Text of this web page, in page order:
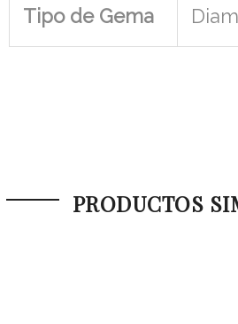
Tipo de Gema
PRODUCTOS